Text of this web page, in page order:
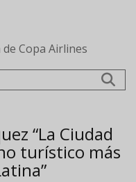
Copa Airlines
“La Ciudad
turístico más